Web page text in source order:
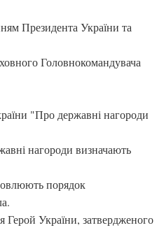
Президента України та
Головнокомандувача
"Про державні нагороди
нагороди визначають
порядок
Герой України, затвердженого